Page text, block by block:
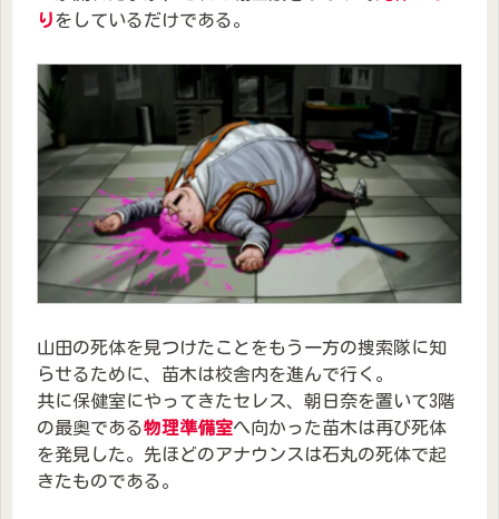
りをしているだけである。
山田の死体を見つけたことをもう一方の捜索隊に知
らせるために、苗木は校舎内を進んで行く。
共に保健室にやってきたセレス、朝日奈を置いて3階
の最奥である物理準備室へ向かった苗木は再び死体
を発見した。先ほどのアナウンスは石丸の死体で起
きたものである。